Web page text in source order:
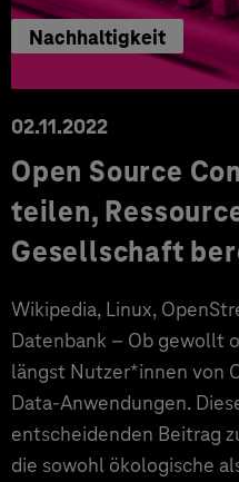
Nachhaltigkeit
02.11.2022
Open Source
teilen,
Gesellschaft
Wikipedia, Linux,
Datenbank – Ob gewollt
längst Nutzer*innen von
Data-Anwendungen.
entscheidenden Beitrag
die sowohl ökologische